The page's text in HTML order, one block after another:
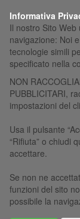
Informativa
Il nostro Sito
navigazione: Noi
tecnologie simili
specificato nella
NON
PUBBLICITARI,
impostazioni del
Usa il pulsante
“Rifiuta” o chiudi
accettare.
Se non ne
funzioni del sito
possibile la